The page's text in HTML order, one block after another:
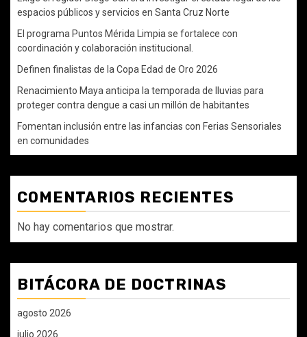
espacios públicos y servicios en Santa Cruz Norte
El programa Puntos Mérida Limpia se fortalece con
coordinación y colaboración institucional.
Definen finalistas de la Copa Edad de Oro 2026
Renacimiento Maya anticipa la temporada de lluvias para
proteger contra dengue a casi un millón de habitantes
Fomentan inclusión entre las infancias con Ferias Sensoriales
en comunidades
COMENTARIOS RECIENTES
No hay comentarios que mostrar.
BITÁCORA DE DOCTRINAS
agosto 2026
julio 2026